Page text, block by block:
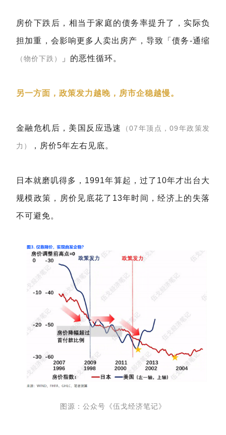
房价下跌后，相当于家庭的债务率提升了，实际负
担加重，会影响更多人卖出房产，导致「债务-通缩
（物价下跌） 」的恶性循环。
另一方面，政策发力越晚，房市企稳越慢。
金融危机后，美国反应迅速 （07年顶点，09年政策发
力） ，房价5年左右见底。
日本就磨叽得多，1991年算起，过了10年才出台大
规模政策，房价见底花了13年时间，经济上的失落
不可避免。
图源：公众号《伍戈经济笔记》